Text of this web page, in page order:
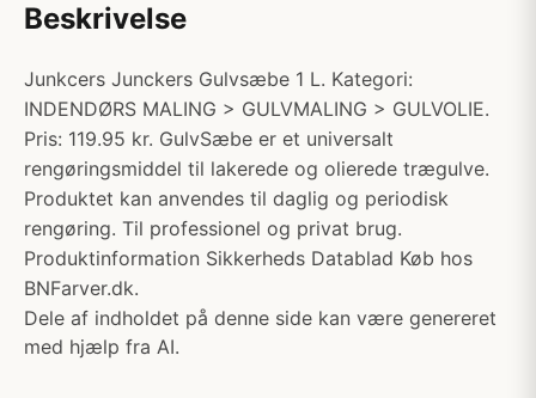
Beskrivelse
Junkcers Junckers Gulvsæbe 1 L. Kategori:
INDENDØRS MALING > GULVMALING > GULVOLIE.
Pris: 119.95 kr. GulvSæbe er et universalt
rengøringsmiddel til lakerede og olierede trægulve.
Produktet kan anvendes til daglig og periodisk
rengøring. Til professionel og privat brug.
Produktinformation Sikkerheds Datablad Køb hos
BNFarver.dk.
Dele af indholdet på denne side kan være genereret
med hjælp fra AI.